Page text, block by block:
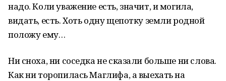
надо. Коли ува­жение есть, значит, и могила,
видать, есть. Хоть одну ще­потку земли родной
положу ему…
Ни сноха, ни соседка не сказали больше ни слова.
Как ни торопилась Маглифа, а выехать на